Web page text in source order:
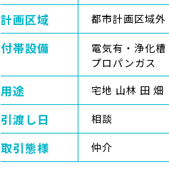
計画区域 都市計画区域外
付帯設備 電気有 浄化槽
プロパンガス
用途 宅地 山林 田 畑
引渡し日 相談
取引態様 仲介